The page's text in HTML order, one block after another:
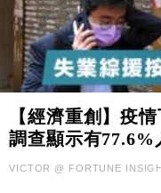
【經濟重創】疫
調查顯示有77.6%
VICTOR @ FORTUNE